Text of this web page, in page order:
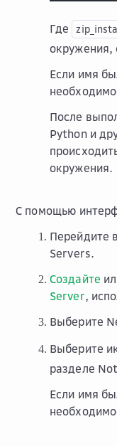
Где
окружения,
Если имя
После
Python и
окружения.
С помощью
Перейдите в
Servers.
Создайте
Server,
Выберите
Выберите
разделе
Если имя